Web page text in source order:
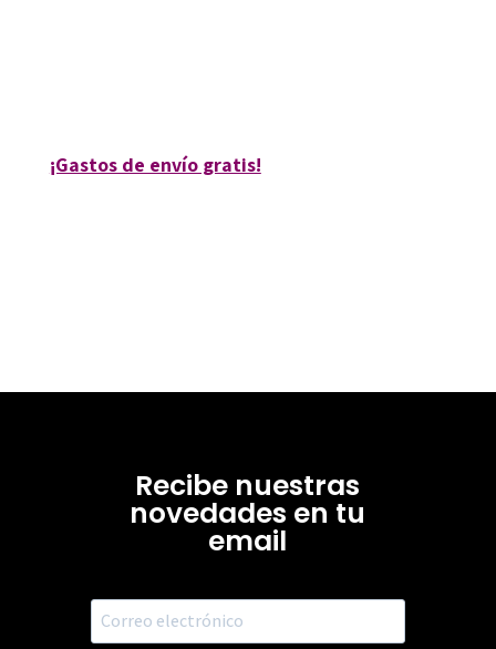
¡Gastos de envío gratis!
Recibe nuestras
novedades en tu
email